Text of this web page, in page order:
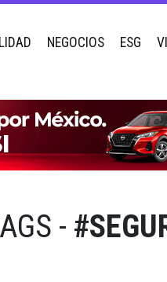
NEGOCIOS ESG
-